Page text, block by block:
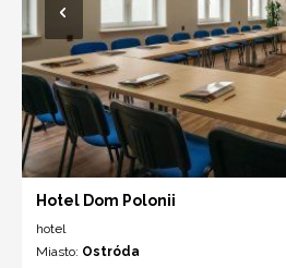
Hotel Dom Polonii
hotel
Miasto: Ostróda